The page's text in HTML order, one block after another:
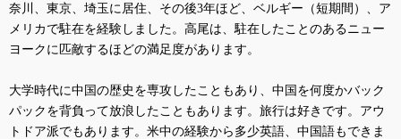
奈川、東京、埼玉に居住、その後3年ほど、ベルギー（短期間）、ア
メリカで駐在を経験しました。高尾は、駐在したことのあるニュー
ヨークに匹敵するほどの満足度があります。
大学時代に中国の歴史を専攻したこともあり、中国を何度かバック
パックを背負って放浪したこともあります。旅行は好きです。アウ
トドア派でもあります。米中の経験から多少英語、中国語もできま